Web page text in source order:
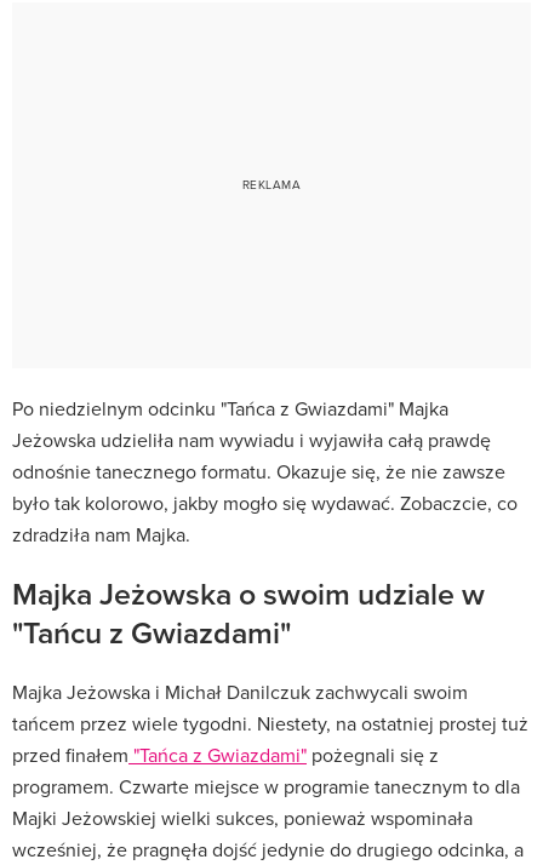
Po niedzielnym odcinku "Tańca z Gwiazdami" Majka
Jeżowska udzieliła nam wywiadu i wyjawiła całą prawdę
odnośnie tanecznego formatu. Okazuje się, że nie zawsze
było tak kolorowo, jakby mogło się wydawać. Zobaczcie, co
zdradziła nam Majka.
Majka Jeżowska o swoim udziale w
"Tańcu z Gwiazdami"
Majka Jeżowska i Michał Danilczuk zachwycali swoim
tańcem przez wiele tygodni. Niestety, na ostatniej prostej tuż
przed finałem "Tańca z Gwiazdami" pożegnali się z
programem. Czwarte miejsce w programie tanecznym to dla
Majki Jeżowskiej wielki sukces, ponieważ wspominała
wcześniej, że pragnęła dojść jedynie do drugiego odcinka, a